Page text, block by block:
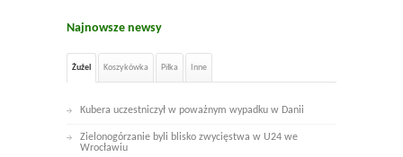
Najnowsze newsy
Żużel Koszykówka Piłka Inne
Kubera uczestniczył w poważnym wypadku w Danii
Zielonogórzanie byli blisko zwycięstwa w U24 we
Wrocławiu